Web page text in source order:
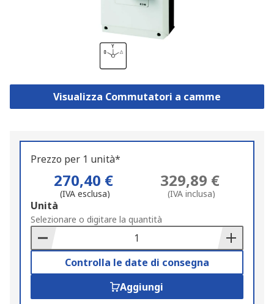
Visualizza Commutatori a camme
Prezzo per 1 unità*
270,40 €
(IVA esclusa)
329,89 €
(IVA inclusa)
Add
to
Basket
Unità
Selezionare o digitare la quantità
Controlla le date di consegna
Aggiungi